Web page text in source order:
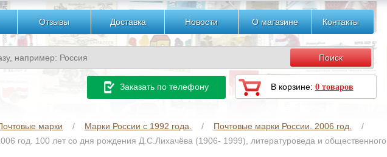
Отзывы Доставка Новости О магазине Контакты
Заказать по телефону В корзине: 0 товаров
марки Марки России с 1992 года.
Почтовые марки России. 2006 год.
год. 100 лет со дня рождения Д.С.Лихачёва (1906- 1999), литературоведа и общественного